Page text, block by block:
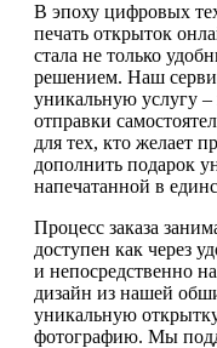
В эпоху цифровых
печать открыток
стала не только
решением. Наш
уникальную услугу
отправки
для тех, кто желает
дополнить подарок
напечатанной в
Процесс заказа
доступен как через
и непосредственно
дизайн из нашей
уникальную
фотографию. Мы